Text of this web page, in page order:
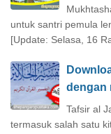
untuk santri pemula
[Update: Selasa, 16
dengan
Tafsir al
termasuk salah satu